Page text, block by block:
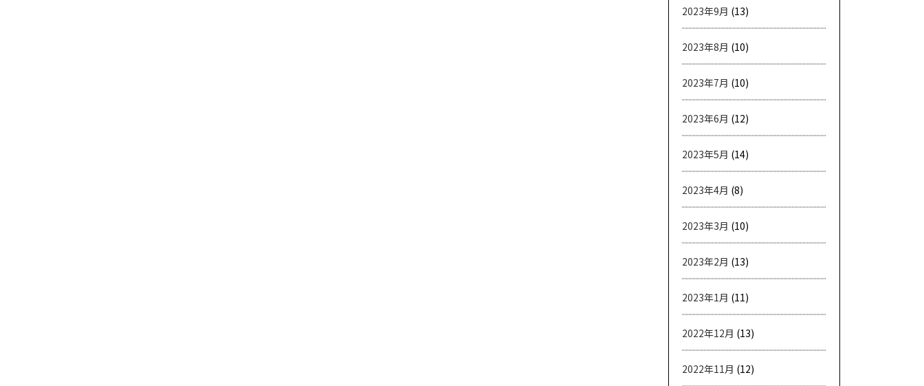
2023年9月 (13)
2023年8月 (10)
2023年7月 (10)
2023年6月 (12)
2023年5月 (14)
2023年4月 (8)
2023年3月 (10)
2023年2月 (13)
2023年1月 (11)
2022年12月 (13)
2022年11月 (12)